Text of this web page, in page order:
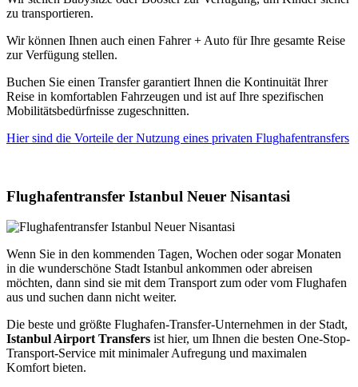
zu transportieren.
Wir können Ihnen auch einen Fahrer + Auto für Ihre gesamte Reise
zur Verfügung stellen.
Buchen Sie einen Transfer garantiert Ihnen die Kontinuität Ihrer
Reise in komfortablen Fahrzeugen und ist auf Ihre spezifischen
Mobilitätsbedürfnisse zugeschnitten.
Hier sind die Vorteile der Nutzung eines privaten Flughafentransfers
Flughafentransfer Istanbul Neuer Nisantasi
Wenn Sie in den kommenden Tagen, Wochen oder sogar Monaten
in die wunderschöne Stadt Istanbul ankommen oder abreisen
möchten, dann sind sie mit dem Transport zum oder vom Flughafen
aus und suchen dann nicht weiter.
Die beste und größte Flughafen-Transfer-Unternehmen in der Stadt,
Istanbul Airport Transfers ist hier, um Ihnen die besten One-Stop-
Transport-Service mit minimaler Aufregung und maximalen
Komfort bieten.